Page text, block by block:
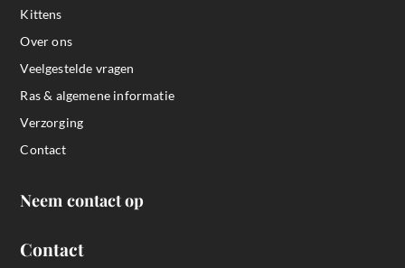
Kittens
Over ons
Veelgestelde vragen
Ras & algemene informatie
Verzorging
Contact
Neem contact op
Contact